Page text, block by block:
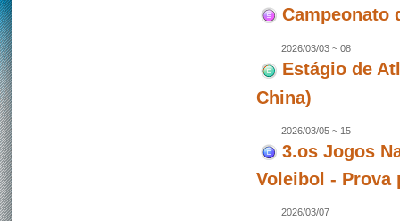
Campeonato
2026/03/03 ~ 08
Estágio de
China)
2026/03/05 ~ 15
3.os Jogos
Voleibol - Prova
2026/03/07